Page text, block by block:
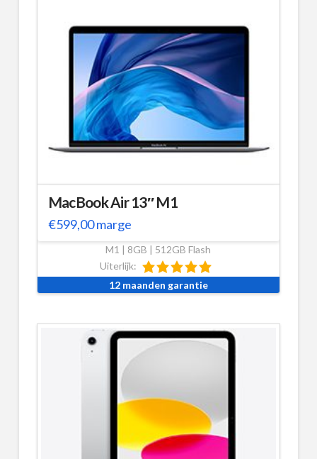
MacBook Air 13″ M1
€599,00marge
M1 | 8GB | 512GB Flash
Uiterlijk:
12 maanden garantie